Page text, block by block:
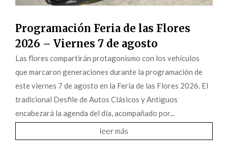
Programación Feria de las Flores
2026 – Viernes 7 de agosto
Las flores compartirán protagonismo con los vehículos
que marcaron generaciones durante la programación de
este viernes 7 de agosto en la Feria de las Flores 2026. El
tradicional Desfile de Autos Clásicos y Antiguos
encabezará la agenda del día, acompañado por...
leer más